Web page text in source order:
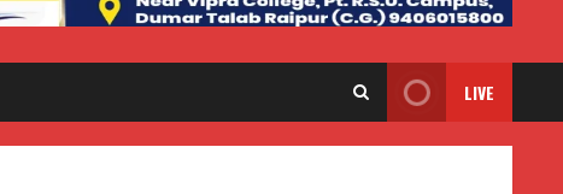
LIVE